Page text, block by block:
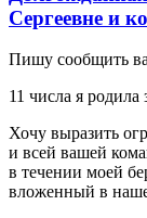
Сергеевне и
Пишу сообщить
11 числа я
Хочу выразить
и всей вашей
в течении моей
вложенный в